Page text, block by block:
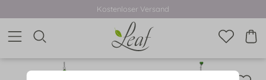
Kostenloser Versand